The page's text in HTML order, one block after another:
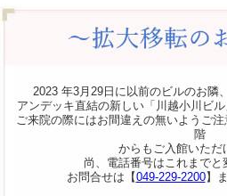
2023 年3月29日に以前のビルのお隣
アンデッキ直結の新しい「川越小川ビ
ご来院の際にはお間違えの無いようご
階
からもご入館いただ
尚、電話番号はこれまでと
お問合せは【049-229-2200】